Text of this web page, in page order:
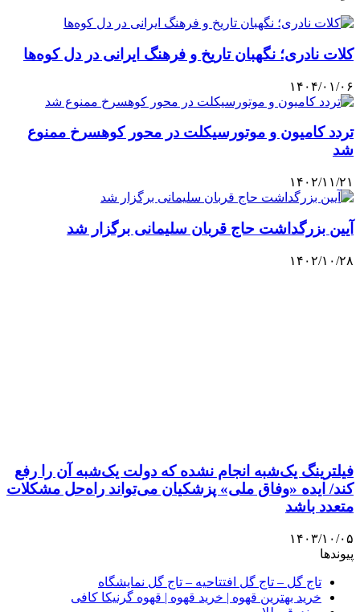
کلات نادری؛ نگهبان تاریخ و فرهنگ ایرانی در دل کوه‌ها
۱۴۰۴/۰۱/۰۶
تردد کامیون و موتورسیکلت در محور کوهسرخ ممنوع
شد
۱۴۰۲/۱۱/۲۱
آیین بزرگداشت حاج قربان سلیمانی برگزار شد
۱۴۰۲/۱۰/۲۸
صندوق طلا
کفش چرم مردانه
وام فوری
1 هفته پیش
نگاهی به سه قسمت ابتدایی یک سریال؛ وقتی همه
کوریم!